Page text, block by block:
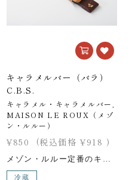
キャラメルバー（バラ）
C.B.S.
キャラメル・キャラメルバー,
MAISON LE ROUX（メゾ
ン・ルルー）
¥850 (税込価格 ¥918 )
冷蔵